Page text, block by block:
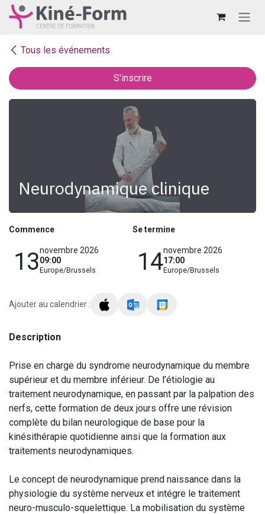
Se rendre au contenu
Tous les événements
S'inscrire
Neurodynamique clinique
Commence
13novembre 2026
09:00
Europe/Brussels
Se termine
14novembre 2026
17:00
Europe/Brussels
Ajouter au calendrier :
Description
Prise en charge du syndrome neurodynamique du membre
supérieur et du membre inférieur. De l’étiologie au
traitement neurodynamique, en passant par la palpation des
nerfs, cette formation de deux jours offre une révision
complète du bilan neurologique de base pour la
kinésithérapie quotidienne ainsi que la formation aux
traitements neurodynamiques.
Le concept de neurodynamique prend naissance dans la
physiologie du système nerveux et intégre le traitement
neuro-musculo-squelettique. La mobilisation du système